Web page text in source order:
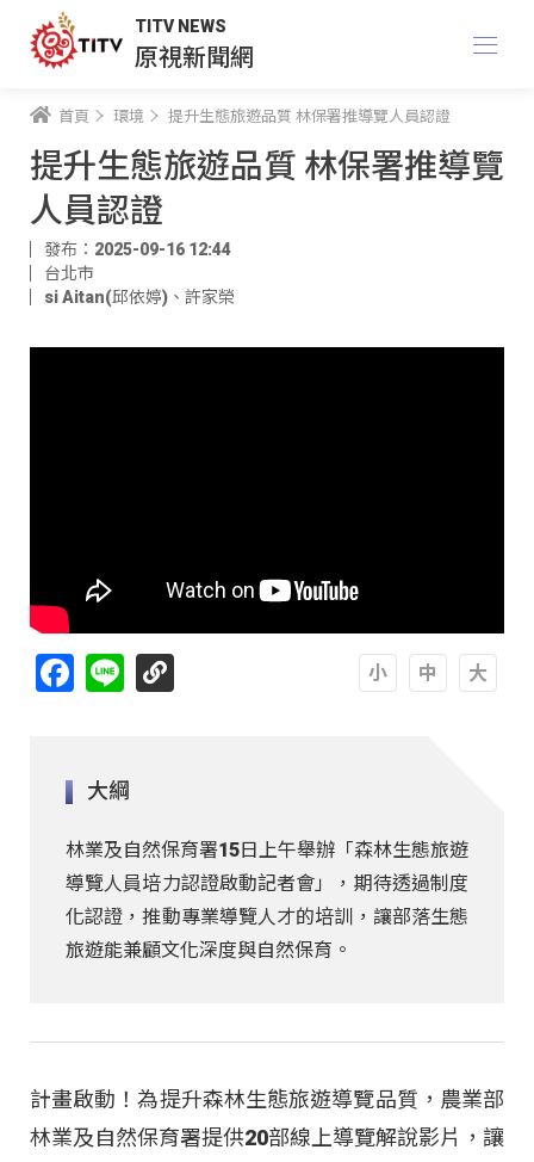
TITV NEWS
原視新聞網
首頁 環境 提升生態旅遊品質 林保署推導覽人員認證
提升生態旅遊品質 林保署推導覽
人員認證
發布：2025-09-16 12:44
台北市
si Aitan(邱依婷) 、 許家榮
Facebook
Line
大綱
林業及自然保育署15日上午舉辦「森林生態旅遊
導覽人員培力認證啟動記者會」，期待透過制度
化認證，推動專業導覽人才的培訓，讓部落生態
旅遊能兼顧文化深度與自然保育。
計畫啟動！為提升森林生態旅遊導覽品質，農業部
林業及自然保育署提供20部線上導覽解說影片，讓